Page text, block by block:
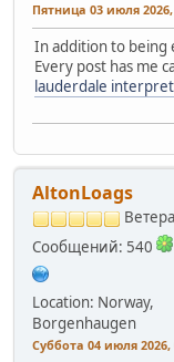
Пятница 03 июля 2026,
In addition to being
Every post has me
lauderdale
AltonLoags
Сообщений: 540
Location: Norway,
Borgenhaugen
Суббота 04 июля 2026,